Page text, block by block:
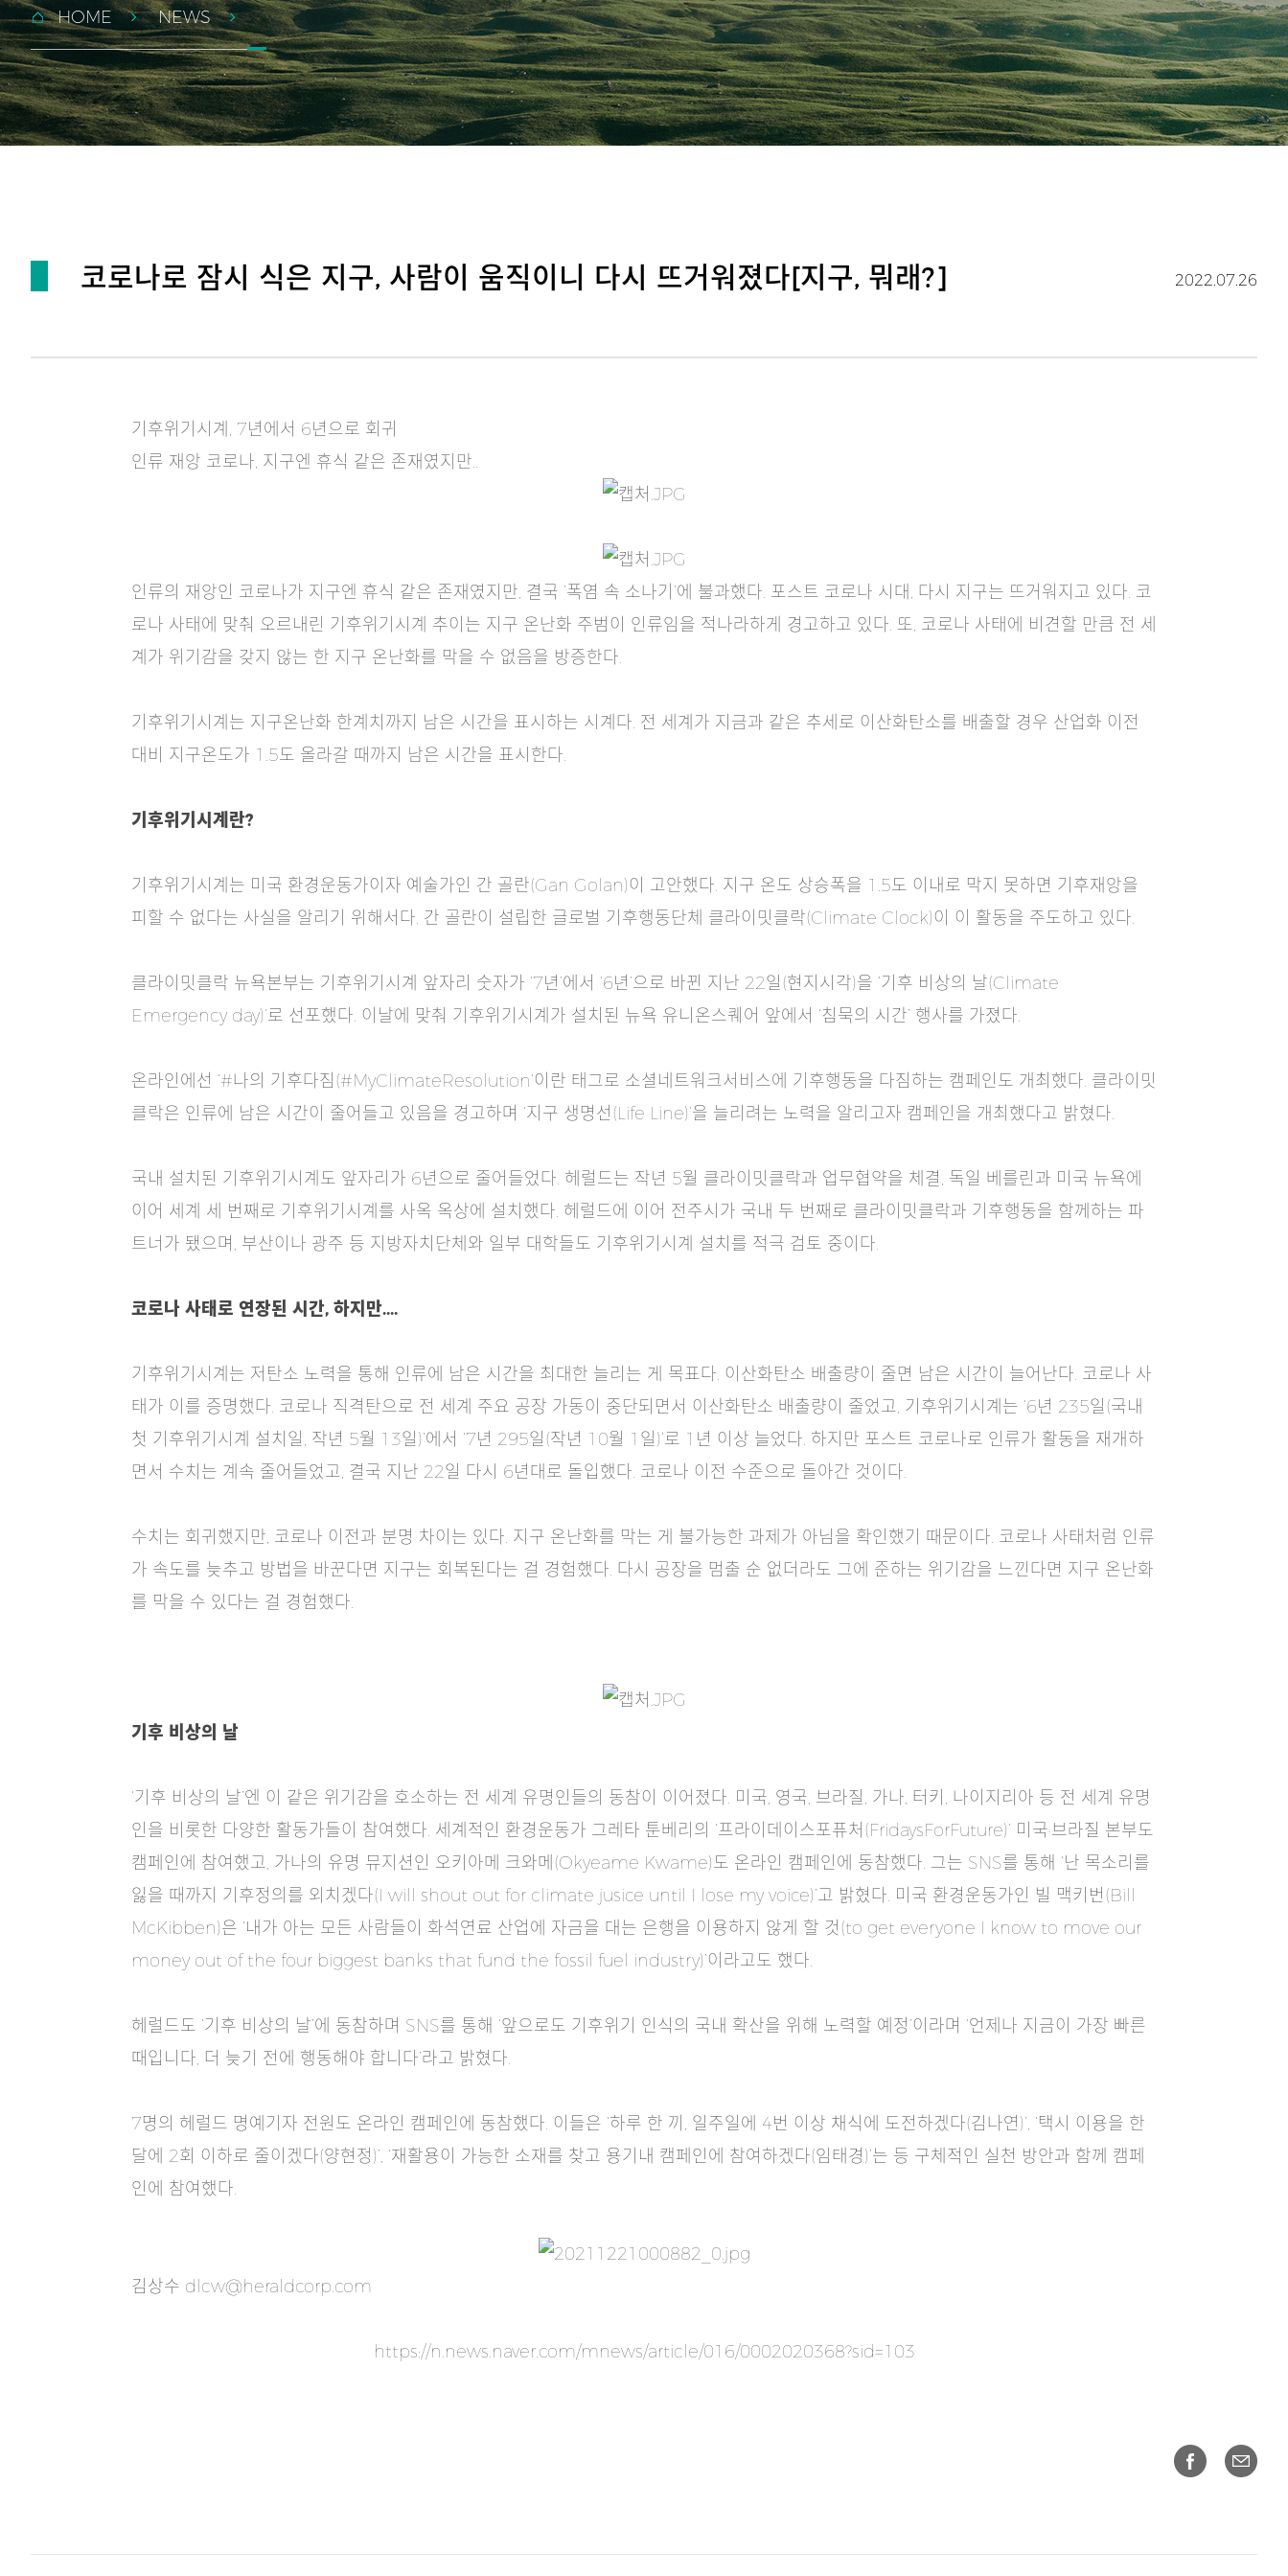
HOME NEWS
코로나로 잠시 식은 지구, 사람이 움직이니 다시 뜨거워졌다[지구, 뭐래?] 2022.07.26
기후위기시계, 7년에서 6년으로 회귀
인류 재앙 코로나, 지구엔 휴식 같은 존재였지만..
인류의 재앙인 코로나가 지구엔 휴식 같은 존재였지만, 결국 ‘폭염 속 소나기’에 불과했다. 포스트 코로나 시대, 다시 지구는 뜨거워지고 있다. 코
로나 사태에 맞춰 오르내린 기후위기시계 추이는 지구 온난화 주범이 인류임을 적나라하게 경고하고 있다. 또, 코로나 사태에 비견할 만큼 전 세
계가 위기감을 갖지 않는 한 지구 온난화를 막을 수 없음을 방증한다.
기후위기시계는 지구온난화 한계치까지 남은 시간을 표시하는 시계다. 전 세계가 지금과 같은 추세로 이산화탄소를 배출할 경우 산업화 이전
대비 지구온도가 1.5도 올라갈 때까지 남은 시간을 표시한다.
기후위기시계란?
기후위기시계는 미국 환경운동가이자 예술가인 간 골란(Gan Golan)이 고안했다. 지구 온도 상승폭을 1.5도 이내로 막지 못하면 기후재앙을
피할 수 없다는 사실을 알리기 위해서다. 간 골란이 설립한 글로벌 기후행동단체 클라이밋클락(Climate Clock)이 이 활동을 주도하고 있다.
클라이밋클락 뉴욕본부는 기후위기시계 앞자리 숫자가 ‘7년’에서 ‘6년’으로 바뀐 지난 22일(현지시각)을 ‘기후 비상의 날(Climate
Emergency day)’로 선포했다. 이날에 맞춰 기후위기시계가 설치된 뉴욕 유니온스퀘어 앞에서 ‘침묵의 시간’ 행사를 가졌다.
온라인에선 ‘#나의 기후다짐(#MyClimateResolution’이란 태그로 소셜네트워크서비스에 기후행동을 다짐하는 캠페인도 개최했다. 클라이밋
클락은 인류에 남은 시간이 줄어들고 있음을 경고하며 ‘지구 생명선(Life Line)’을 늘리려는 노력을 알리고자 캠페인을 개최했다고 밝혔다.
국내 설치된 기후위기시계도 앞자리가 6년으로 줄어들었다. 헤럴드는 작년 5월 클라이밋클락과 업무협약을 체결, 독일 베를린과 미국 뉴욕에
이어 세계 세 번째로 기후위기시계를 사옥 옥상에 설치했다. 헤럴드에 이어 전주시가 국내 두 번째로 클라이밋클락과 기후행동을 함께하는 파
트너가 됐으며, 부산이나 광주 등 지방자치단체와 일부 대학들도 기후위기시계 설치를 적극 검토 중이다.
코로나 사태로 연장된 시간, 하지만….
기후위기시계는 저탄소 노력을 통해 인류에 남은 시간을 최대한 늘리는 게 목표다. 이산화탄소 배출량이 줄면 남은 시간이 늘어난다. 코로나 사
태가 이를 증명했다. 코로나 직격탄으로 전 세계 주요 공장 가동이 중단되면서 이산화탄소 배출량이 줄었고, 기후위기시계는 ‘6년 235일(국내
첫 기후위기시계 설치일, 작년 5월 13일)’에서 ‘7년 295일(작년 10월 1일)’로 1년 이상 늘었다. 하지만 포스트 코로나로 인류가 활동을 재개하
면서 수치는 계속 줄어들었고, 결국 지난 22일 다시 6년대로 돌입했다. 코로나 이전 수준으로 돌아간 것이다.
수치는 회귀했지만, 코로나 이전과 분명 차이는 있다. 지구 온난화를 막는 게 불가능한 과제가 아님을 확인했기 때문이다. 코로나 사태처럼 인류
가 속도를 늦추고 방법을 바꾼다면 지구는 회복된다는 걸 경험했다. 다시 공장을 멈출 순 없더라도 그에 준하는 위기감을 느낀다면 지구 온난화
를 막을 수 있다는 걸 경험했다.
기후 비상의 날
‘기후 비상의 날’엔 이 같은 위기감을 호소하는 전 세계 유명인들의 동참이 이어졌다. 미국, 영국, 브라질, 가나, 터키, 나이지리아 등 전 세계 유명
인을 비롯한 다양한 활동가들이 참여했다. 세계적인 환경운동가 그레타 툰베리의 ‘프라이데이스포퓨처(FridaysForFuture)’ 미국·브라질 본부도
캠페인에 참여했고, 가나의 유명 뮤지션인 오키아메 크와메(Okyeame Kwame)도 온라인 캠페인에 동참했다. 그는 SNS를 통해 ‘난 목소리를
잃을 때까지 기후정의를 외치겠다(I will shout out for climate jusice until I lose my voice)’고 밝혔다. 미국 환경운동가인 빌 맥키번(Bill
McKibben)은 ‘내가 아는 모든 사람들이 화석연료 산업에 자금을 대는 은행을 이용하지 않게 할 것(to get everyone I know to move our
money out of the four biggest banks that fund the fossil fuel industry)’이라고도 했다.
헤럴드도 ‘기후 비상의 날’에 동참하며 SNS를 통해 ‘앞으로도 기후위기 인식의 국내 확산을 위해 노력할 예정’이라며 ‘언제나 지금이 가장 빠른
때입니다, 더 늦기 전에 행동해야 합니다’라고 밝혔다.
7명의 헤럴드 명예기자 전원도 온라인 캠페인에 동참했다. 이들은 ‘하루 한 끼, 일주일에 4번 이상 채식에 도전하겠다(김나연)’, ‘택시 이용을 한
달에 2회 이하로 줄이겠다(양현정)’, ‘재활용이 가능한 소재를 찾고 용기내 캠페인에 참여하겠다(임태경)’는 등 구체적인 실천 방안과 함께 캠페
인에 참여했다.
김상수 dlcw@heraldcorp.com
https://n.news.naver.com/mnews/article/016/0002020368?sid=103